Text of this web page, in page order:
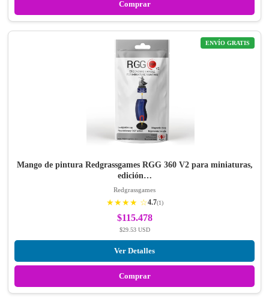
Comprar
ENVÍO GRATIS
Mango de pintura Redgrassgames RGG 360 V2 para miniaturas,
edición…
Redgrassgames
★★★★ ☆4.7(1)
$115.478
$29.53 USD
Ver Detalles
Comprar